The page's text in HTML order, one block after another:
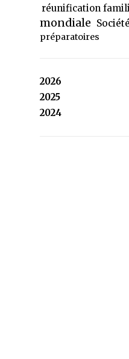
réunification
mondiale
préparatoires
2026
2025
2024